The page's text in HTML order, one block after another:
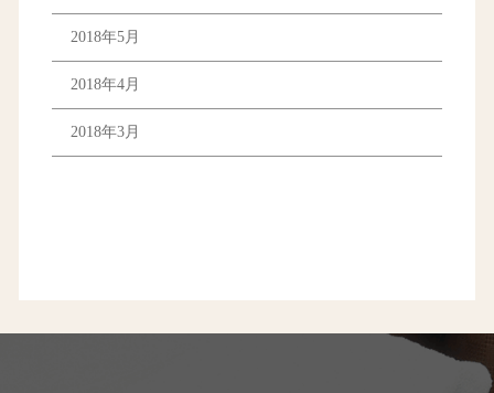
2018年5月
2018年4月
2018年3月